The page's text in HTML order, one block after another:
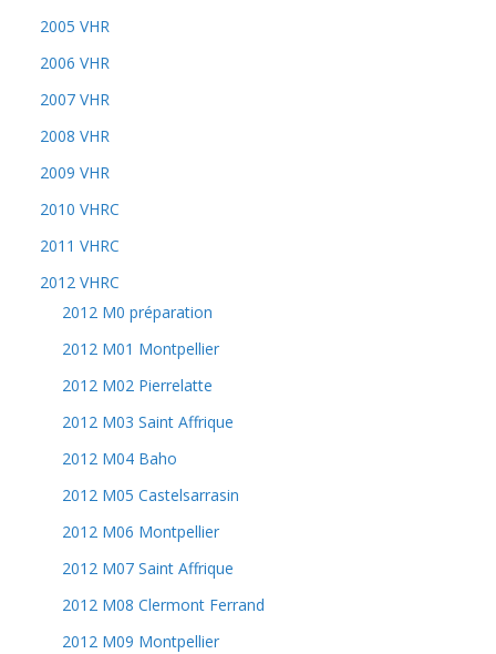
2005 VHR
2006 VHR
2007 VHR
2008 VHR
2009 VHR
2010 VHRC
2011 VHRC
2012 VHRC
2012 M0 préparation
2012 M01 Montpellier
2012 M02 Pierrelatte
2012 M03 Saint Affrique
2012 M04 Baho
2012 M05 Castelsarrasin
2012 M06 Montpellier
2012 M07 Saint Affrique
2012 M08 Clermont Ferrand
2012 M09 Montpellier